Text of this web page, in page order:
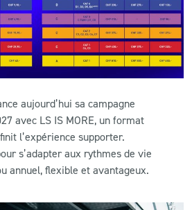
aujourd’hui sa campagne
avec LS IS MORE, un format
l’expérience supporter.
s’adapter aux rythmes de vie
annuel, flexible et avantageux.